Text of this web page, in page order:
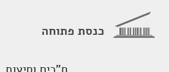
כנסת פתוחה